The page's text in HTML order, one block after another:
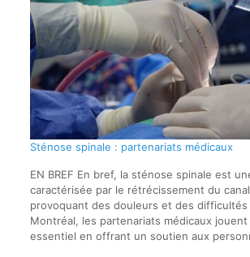
Sténose spinale : partenariats médicaux
EN BREF En bref, la sténose spinale est
caractérisée par le rétrécissement du
provoquant des douleurs et des difficultés
Montréal, les partenariats médicaux
essentiel en offrant un soutien aux